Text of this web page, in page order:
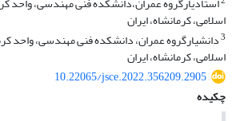
اسلامی، کرمانشاه، ایران
3دانشیارگروه عمران، دانشکده فنی مهندسی، واحد
اسلامی، کرمانشاه، ایران
10.22065/jsce.2022.356209.2905
چکیده